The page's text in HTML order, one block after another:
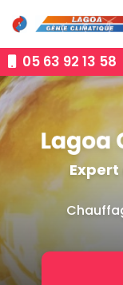
au
contenu
principal05 63 92 13 58